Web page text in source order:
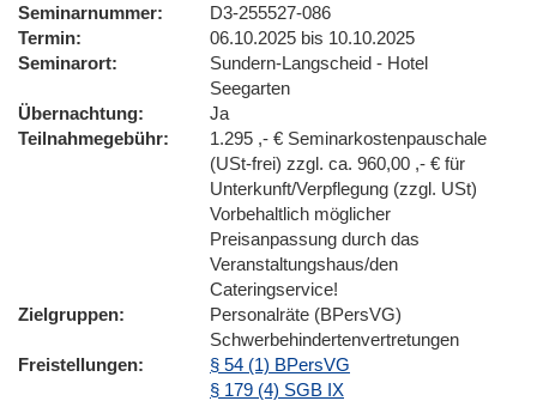
Seminarnummer
D3-255527-086
Termin
06.10.2025 bis 10.10.2025
Seminarort
Sundern-Langscheid - Hotel
Seegarten
Übernachtung
Ja
Teilnahmegebühr
1.295 ,- € Seminarkostenpauschale
(USt-frei) zzgl. ca. 960,00 ,- € für
Unterkunft/Verpflegung (zzgl. USt)
Vorbehaltlich möglicher
Preisanpassung durch das
Veranstaltungshaus/den
Cateringservice!
Zielgruppen
Personalräte (BPersVG)
Schwerbehindertenvertretungen
Freistellungen
§ 54 (1) BPersVG
§ 179 (4) SGB IX